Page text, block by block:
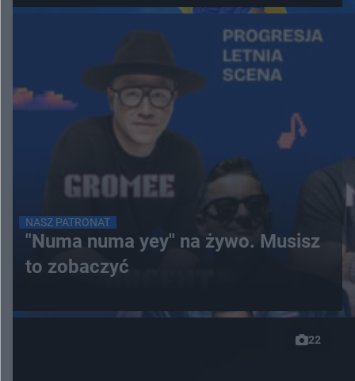
NASZ PATRONAT
"Numa numa yey" na żywo. Musisz
to zobaczyć
22